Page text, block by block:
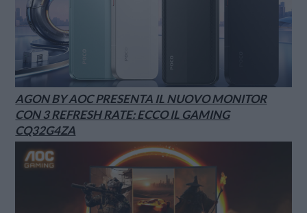
AGON BY AOC PRESENTA IL NUOVO MONITOR
CON 3 REFRESH RATE: ECCO IL GAMING
CQ32G4ZA